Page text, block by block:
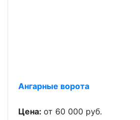
Ангарные ворота
Цена: от 60 000 руб.